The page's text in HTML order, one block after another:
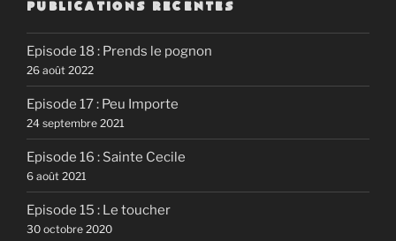
PUBLICATIONS RECENTES
Episode 18 : Prends le pognon
26 août 2022
Episode 17 : Peu Importe
24 septembre 2021
Episode 16 : Sainte Cecile
6 août 2021
Episode 15 : Le toucher
30 octobre 2020